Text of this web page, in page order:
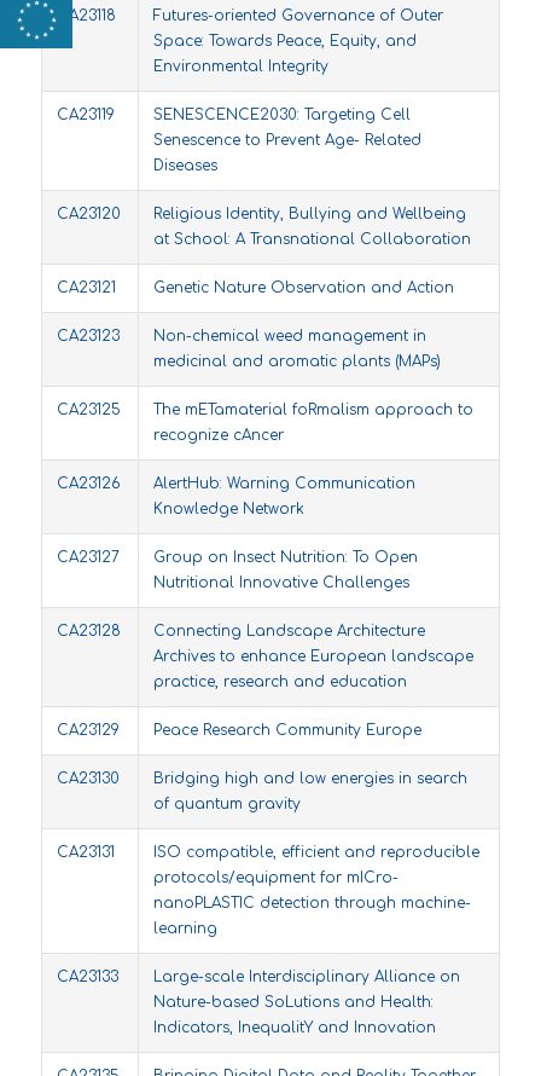
CA23118
Futures-oriented Governance of Outer
Space: Towards Peace, Equity, and
Environmental Integrity
CA23119
SENESCENCE2030: Targeting Cell
Senescence to Prevent Age- Related
Diseases
CA23120
Religious Identity, Bullying and Wellbeing
at School: A Transnational Collaboration
CA23121 Genetic Nature Observation and Action
CA23123
Non-chemical weed management in
medicinal and aromatic plants (MAPs)
CA23125
The mETamaterial foRmalism approach to
recognize cAncer
CA23126
AlertHub: Warning Communication
Knowledge Network
CA23127
Group on Insect Nutrition: To Open
Nutritional Innovative Challenges
CA23128
Connecting Landscape Architecture
Archives to enhance European landscape
practice, research and education
CA23129 Peace Research Community Europe
CA23130
Bridging high and low energies in search
of quantum gravity
CA23131
ISO compatible, efficient and reproducible
protocols/equipment for mICro-
nanoPLASTIC detection through machine-
learning
CA23133
Large-scale Interdisciplinary Alliance on
Nature-based SoLutions and Health:
Indicators, InequalitY and Innovation